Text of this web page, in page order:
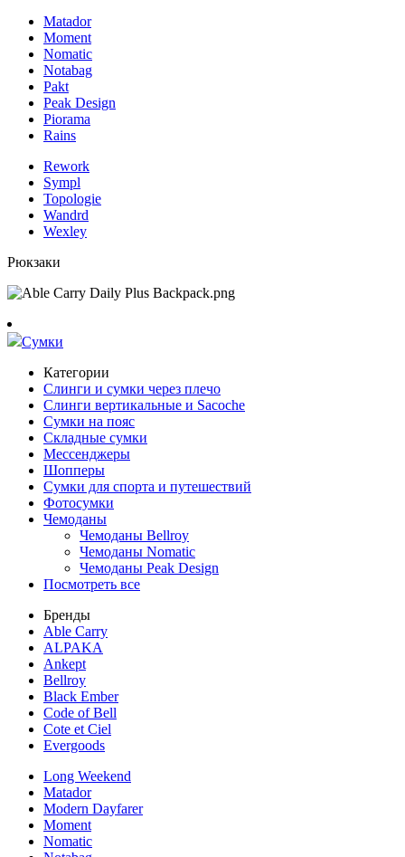
Matador
Moment
Nomatic
Notabag
Pakt
Peak Design
Piorama
Rains
Rework
Sympl
Topologie
Wandrd
Wexley
Рюкзаки
Сумки
Категории
Слинги и сумки через плечо
Слинги вертикальные и Sacoche
Сумки на пояс
Складные сумки
Мессенджеры
Шопперы
Сумки для спорта и путешествий
Фотосумки
Чемоданы
Чемоданы Bellroy
Чемоданы Nomatic
Чемоданы Peak Design
Посмотреть все
Бренды
Able Carry
ALPAKA
Ankept
Bellroy
Black Ember
Code of Bell
Cote et Ciel
Evergoods
Long Weekend
Matador
Modern Dayfarer
Moment
Nomatic